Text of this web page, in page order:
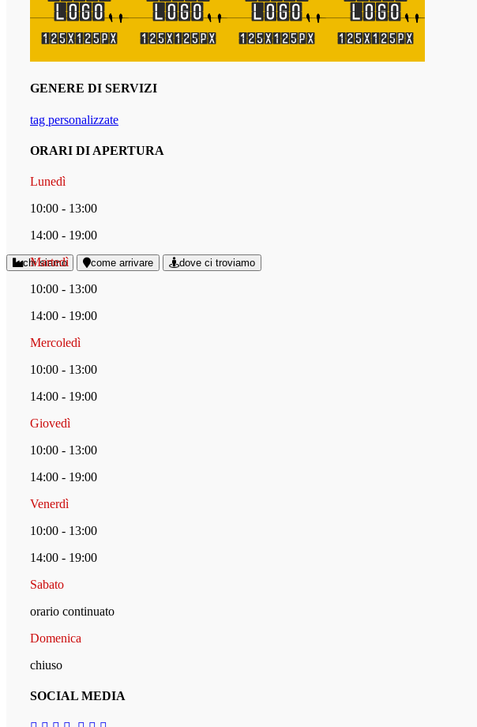
chi siamo come arrivare dove ci troviamo
GENERE DI SERVIZI
tag personalizzate
ORARI DI APERTURA
Lunedì
10:00 - 13:00
14:00 - 19:00
Martedì
10:00 - 13:00
14:00 - 19:00
Mercoledì
10:00 - 13:00
14:00 - 19:00
Giovedì
10:00 - 13:00
14:00 - 19:00
Venerdì
10:00 - 13:00
14:00 - 19:00
Sabato
orario continuato
Domenica
chiuso
SOCIAL MEDIA